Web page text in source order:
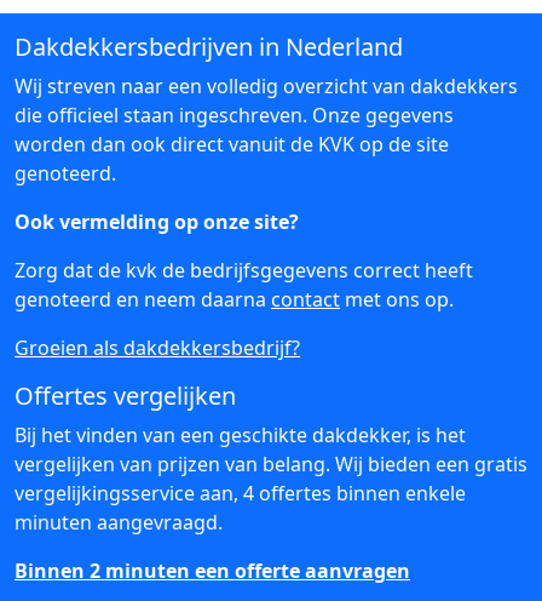
Dakdekkersbedrijven in Nederland
Wij streven naar een volledig overzicht van dakdekkers
die officieel staan ingeschreven. Onze gegevens
worden dan ook direct vanuit de KVK op de site
genoteerd.
Ook vermelding op onze site?
Zorg dat de kvk de bedrijfsgegevens correct heeft
genoteerd en neem daarna contact met ons op.
Groeien als dakdekkersbedrijf?
Offertes vergelijken
Bij het vinden van een geschikte dakdekker, is het
vergelijken van prijzen van belang. Wij bieden een gratis
vergelijkingsservice aan, 4 offertes binnen enkele
minuten aangevraagd.
Binnen 2 minuten een offerte aanvragen